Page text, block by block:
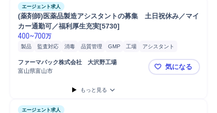
エージェント求人
(薬剤師)医薬品製造アシスタントの募集　土日祝休み／マイ
カー通勤可／福利厚生充実[5730]
400~700万
製品 監査対応 消毒 品質管理 GMP 工場
アシスタント
品質保証
ファーマパック株式会社　大沢野工場
富山県富山市
(薬剤師)医
気になる
もっと見る
エージェント求人